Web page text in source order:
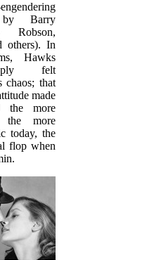
Barry
Robson,
others). In
Hawks
felt
chaos; that
made
the more
the more
today, the
flop when